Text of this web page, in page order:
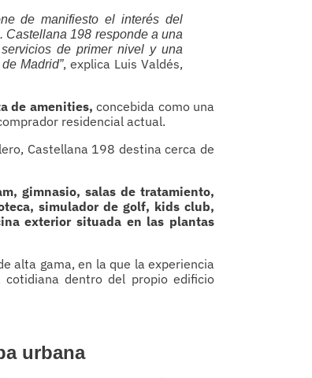
de manifiesto el interés del
198 responde a una
de primer nivel y una
Madrid”, explica Luis Valdés,
de amenities,concebida como una
residencial actual.
Castellana 198 destina cerca de
gimnasio, salas de tratamiento,
simulador de golf, kids club,
exterior situada en las plantas
alta gama, en la que la experiencia
dentro del propio edificio
urbana